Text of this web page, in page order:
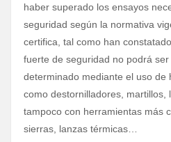
haber superado los ensayos
seguridad según la normativa
certifica, tal como han
fuerte de seguridad no podrá
determinado mediante el uso de
como destornilladores,
tampoco con herramientas más
sierras, lanzas térmicas…